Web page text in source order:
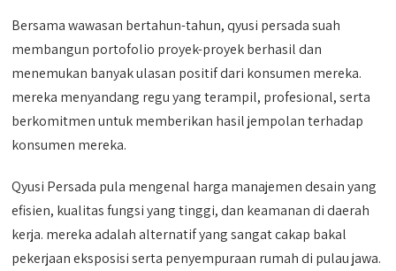
Bersama wawasan bertahun-tahun, qyusi persada suah
membangun portofolio proyek-proyek berhasil dan
menemukan banyak ulasan positif dari konsumen mereka.
mereka menyandang regu yang terampil, profesional, serta
berkomitmen untuk memberikan hasil jempolan terhadap
konsumen mereka.
Qyusi Persada pula mengenal harga manajemen desain yang
efisien, kualitas fungsi yang tinggi, dan keamanan di daerah
kerja. mereka adalah alternatif yang sangat cakap bakal
pekerjaan eksposisi serta penyempuraan rumah di pulau jawa.